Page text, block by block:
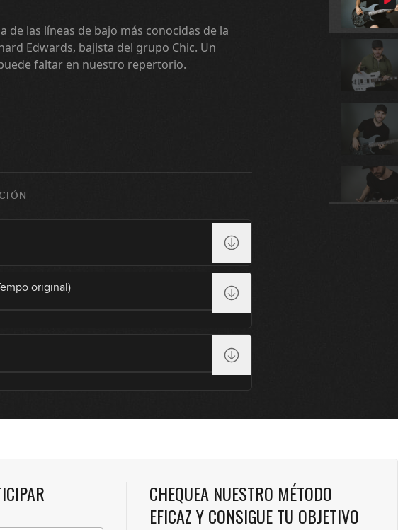
de las líneas de bajo más conocidas de la
Edwards, bajista del grupo Chic. Un
faltar en nuestro repertorio.
original)
CHEQUEA NUESTRO MÉTODO
EFICAZ Y CONSIGUE TU OBJETIVO